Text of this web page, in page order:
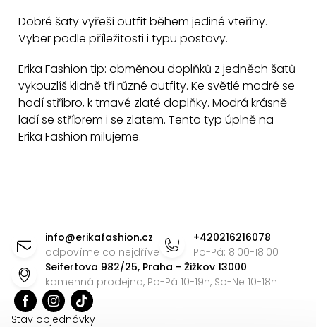
p
i
s
u
Dobré šaty vyřeší outfit během jediné vteřiny.
Vyber podle příležitosti i typu postavy.
Erika Fashion tip: obměnou doplňků z jedněch šatů
vykouzlíš klidně tři různé outfity. Ke světlé modré se
hodí stříbro, k tmavé zlaté doplňky. Modrá krásně
ladí se stříbrem i se zlatem. Tento typ úplně na
Erika Fashion milujeme.
info@erikafashion.cz
odpovíme co nejdříve
+420216216078
Po-Pá: 8:00-18:00
Seifertova 982/25, Praha - Žižkov 13000
kamenná prodejna, Po-Pá 10-19h, So-Ne 10-18h
Stav objednávky